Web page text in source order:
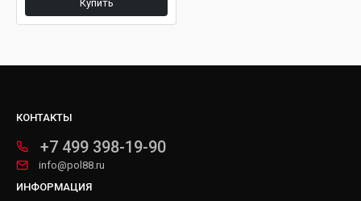
Купить
КОНТАКТЫ
+7 499 398-19-90
info@pol88.ru
ИНФОРМАЦИЯ